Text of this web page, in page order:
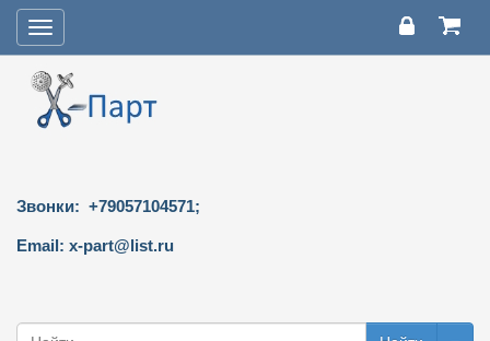
Toggle
navigation
Звонки: +79057104571;
Email: x-part@list.ru